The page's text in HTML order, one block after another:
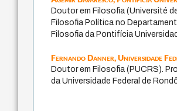
Doutor em Filosofia (Université
Filosofia Política no
Filosofia da Pontifícia
Fernando Danner,Universidade
Doutor em Filosofia (PUCRS).
da Universidade Federal de